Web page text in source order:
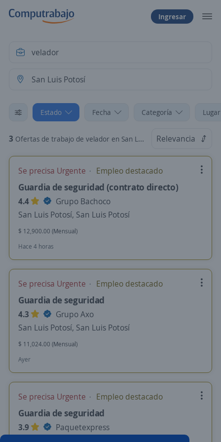
Ingresar
Estado Fecha Categoría
3 Ofertas de trabajo de velador en San Luis Potosí Relevancia
Se precisa Urgente Empleo destacado
Guardia de seguridad (contrato directo)
4.4
Grupo Bachoco
San Luis Potosí, San Luis Potosí
$ 12,900.00 (Mensual)
Hace 4 horas
Se precisa Urgente Empleo destacado
Guardia de seguridad
4.3
Grupo Axo
San Luis Potosí, San Luis Potosí
$ 11,024.00 (Mensual)
Ayer
Se precisa Urgente Empleo destacado
Guardia de seguridad
3.9
Paquetexpress